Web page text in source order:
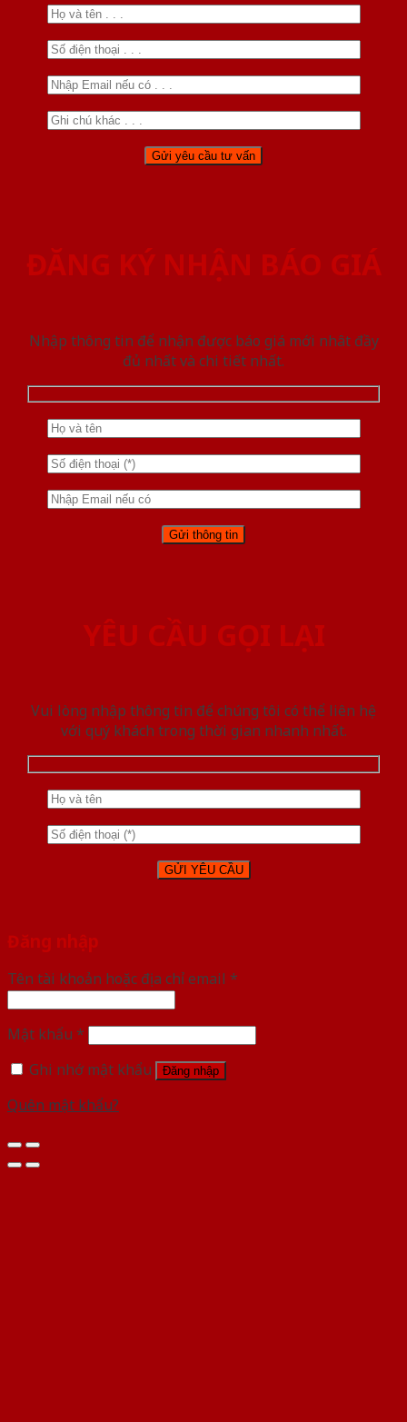
ĐĂNG KÝ NHẬN BÁO GIÁ
Nhập thông tin để nhận được báo giá mới nhât đầy
đủ nhất và chi tiết nhất.
YÊU CẦU GỌI LẠI
Vui lòng nhập thông tin để chúng tôi có thể liên hệ
với quý khách trong thời gian nhanh nhất.
Đăng nhập
Tên tài khoản hoặc địa chỉ email *
Mật khẩu *
Ghi nhớ mật khẩu
Đăng nhập
Quên mật khẩu?